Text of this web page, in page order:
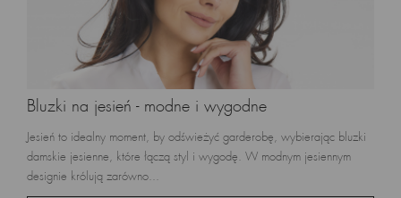
Bluzki na jesień - modne i wygodne
Jesień to idealny moment, by odświeżyć garderobę, wybierając bluzki
damskie jesienne, które łączą styl i wygodę. W modnym jesiennym
designie królują zarówno...